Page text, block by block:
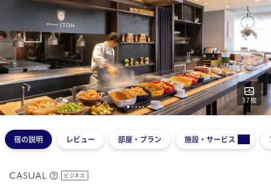
37枚
12345
宿の説明 レビュー 部屋・プラン 施設・サービス
ビジネス